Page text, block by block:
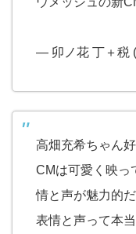
— 卯ノ花 丁＋税
高畑充希ちゃん
CMは可愛く映っ
情と声が魅力的
表情と声って本当